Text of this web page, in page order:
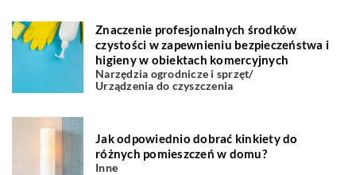
Znaczenie profesjonalnych środków
czystości w zapewnieniu bezpieczeństwa i
higieny w obiektach komercyjnych
Narzędzia ogrodnicze i sprzęt/
Urządzenia do czyszczenia
Jak odpowiednio dobrać kinkiety do
różnych pomieszczeń w domu?
Inne